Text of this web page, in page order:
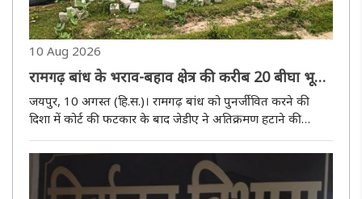
10 Aug 2026
रामगढ़ बांध के भराव-बहाव क्षेत्र की करीब 20 बीघा भूमि
को करवाया अतिक्रमण मुक्त
जयपुर, 10 अगस्त (हि.स.)। रामगढ़ बांध को पुनर्जीवित करने की
दिशा में कोर्ट की फटकार के बाद जेडीए ने अतिक्रमण हटाने की
की करीब 20 बीघा भूमि को अतिक्रमण मुक्त करवाया गया।
उपमहानिरीक्..